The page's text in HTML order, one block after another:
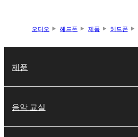
오디오 헤드폰 제품 헤드폰
제품
음악 교실